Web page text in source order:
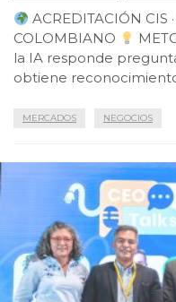
ACREDITACIÓN CIS
COLOMBIANO
la IA responde
obtiene
MERCADOS NEGOCIOS